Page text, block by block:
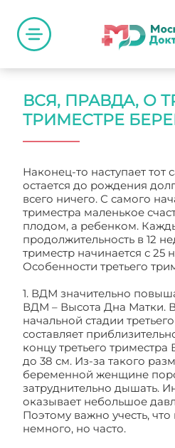
ВСЯ, ПРАВДА, О
ТРИМЕСТРЕ
Наконец-то наступает тот
остается до рождения
всего ничего. С самого
триместра маленькое
плодом, а ребенком.
продолжительность в 12
триместр начинается с 25
Особенности третьего
1. ВДМ значительно
ВДМ – Высота Дна Матки.
начальной стадии
составляет
концу третьего
до 38 см. Из-за такого
беременной женщине
затруднительно дышать.
оказывает небольшое
Поэтому важно учесть,
немного, но часто.